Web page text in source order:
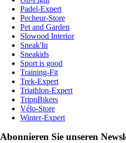
Padel-Expert
Pecheur-Store
Pet and Garden
Slowood Interior
Sneak'In
Sneakids
Sport is good
Training-Fit
Trek-Expert
Triathlon-Expert
TripnBikers
Vélo-Store
Winter-Expert
Abonnieren Sie unseren